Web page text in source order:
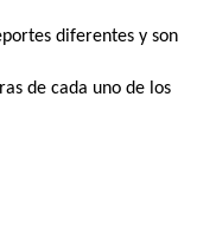
diferentes y son
de cada uno de los